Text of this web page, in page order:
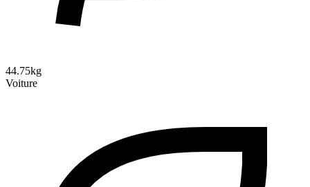
44.75kg
Voiture